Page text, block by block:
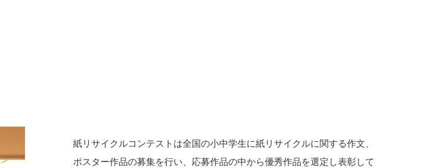
紙リサイクルコンテストは全国の小中学生に紙リサイクルに関する作文、
ポスター作品の募集を行い、応募作品の中から優秀作品を選定し表彰して